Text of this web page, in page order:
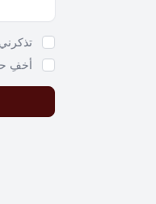
تذكرني
أخفِ